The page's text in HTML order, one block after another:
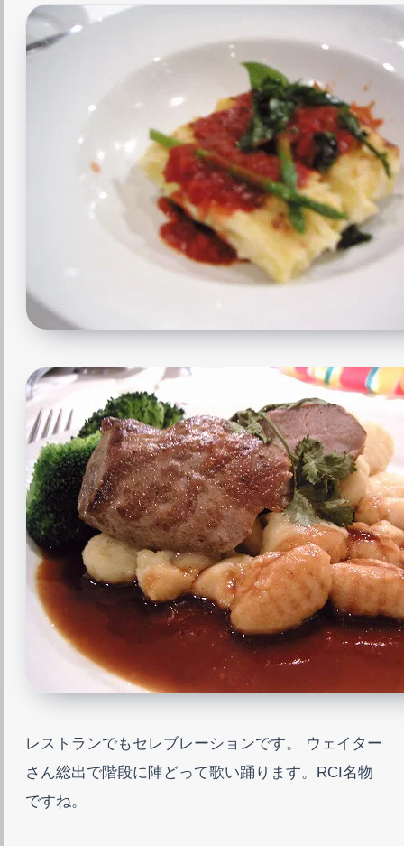
レストランでもセレブレーションです。 ウェイター
さん総出で階段に陣どって歌い踊ります。RCI名物
ですね。